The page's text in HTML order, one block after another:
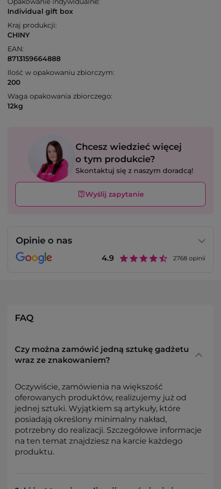
Individual gift box
Kraj produkcji:
CHINY
EAN:
8713159664888
Ilość w opakowaniu zbiorczym:
200
Waga opakowania zbiorczego:
12kg
Chcesz wiedzieć więcej
o tym produkcie?
Skontaktuj się z naszym doradcą!
Wyślij zapytanie
Opinie o nas
4.9 2768 opinii
FAQ
Czy można zamówić jedną sztukę gadżetu
wraz ze znakowaniem?
Oczywiście, zamówienia na większość
oferowanych produktów, realizujemy już od
jednej sztuki. Wyjątkiem są artykuły, które
posiadają określony minimalny nakład,
potrzebny do realizacji. Szczegółowe informacje
na ten temat znajdziesz na karcie każdego
produktu.